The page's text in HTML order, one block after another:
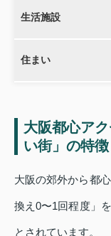
生活施設
住まい
大阪都心ア
い街」の特徴
大阪の郊外から都
換え0〜1回程度」
とされています。